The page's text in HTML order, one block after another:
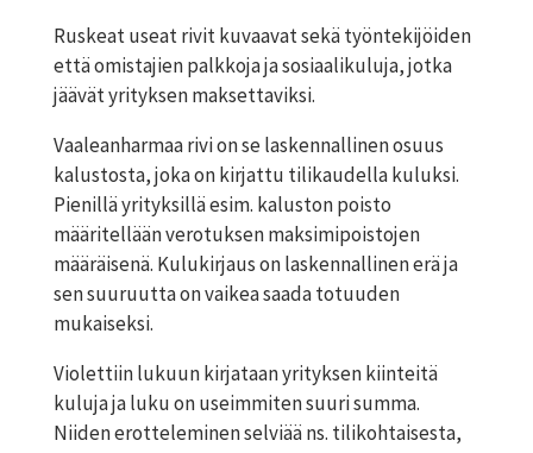
Ruskeatuseat rivit kuvaavat sekä työntekijöiden
että omistajien palkkoja ja sosiaalikuluja, jotka
jäävät yrityksen maksettaviksi.
Vaaleanharmaarivi on se laskennallinen osuus
kalustosta, joka on kirjattu tilikaudella kuluksi.
Pienillä yrityksillä esim. kaluston poisto
määritellään verotuksen maksimipoistojen
määräisenä. Kulukirjaus on laskennallinen erä ja
sen suuruutta on vaikea saada totuuden
mukaiseksi.
Violettiinlukuun kirjataan yrityksen kiinteitä
kuluja ja luku on useimmiten suuri summa.
Niiden erotteleminen selviää ns. tilikohtaisesta,